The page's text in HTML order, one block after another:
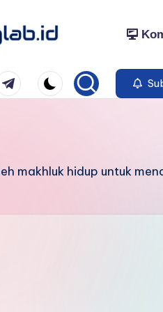
makhluk hidup untuk